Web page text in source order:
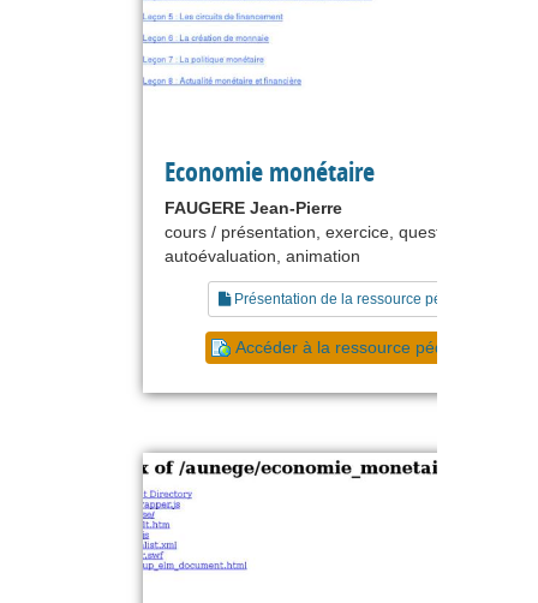
Economie monétaire
FAUGERE Jean-Pierre
cours / présentation, exercice, questionnaire,
autoévaluation, animation
Présentation de la ressource pédagogique
Accéder à la ressource pédagogique